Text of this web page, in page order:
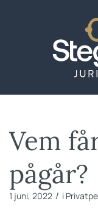
Vem
pågår?
1 juni, 2022 / i